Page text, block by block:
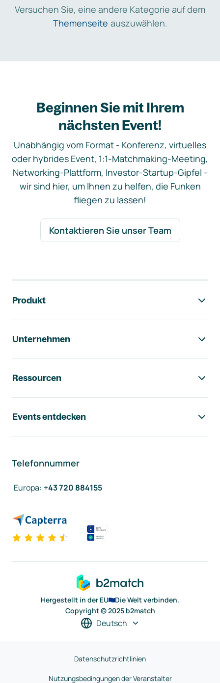
Versuchen Sie, eine andere Kategorie auf dem
Themenseite auszuwählen.
Beginnen Sie mit Ihrem
nächsten Event!
Unabhängig vom Format - Konferenz, virtuelles
oder hybrides Event, 1:1-Matchmaking-Meeting,
Networking-Plattform, Investor-Startup-Gipfel -
wir sind hier, um Ihnen zu helfen, die Funken
fliegen zu lassen!
Kontaktieren Sie unser Team
Produkt
Unternehmen
Ressourcen
Events entdecken
Telefonnummer
Europa: +43 720 884155
Hergestellt in der EU
Die Welt verbinden.
Copyright © 2025 b2match
Deutsch
Datenschutzrichtlinien
Nutzungsbedingungen der Veranstalter